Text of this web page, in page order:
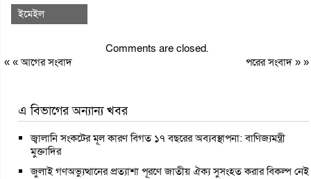
ইমেইল
Comments are closed.
« «আগের সংবাদ পরের সংবাদ» »
এ বিভাগের অন্যান্য খবর
জ্বালানি সংকটের মূল কারণ বিগত ১৭ বছরের অব্যবস্থাপনা: বাণিজ্যমন্ত্রী
মুক্তাদির
জুলাই গণঅভ্যুত্থানের প্রত্যাশা পূরণে জাতীয় ঐক্য সুসংহত করার বিকল্প নেই